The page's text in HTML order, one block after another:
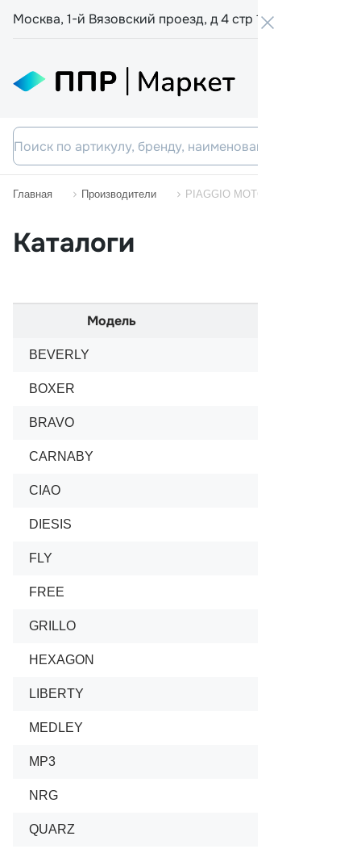
Москва, 1-й Вязовский проезд, д 4 стр 19
Главная Производители PIAGGIO MOTORCYCLES
Каталоги
Модель
BEVERLY
BOXER
BRAVO
CARNABY
CIAO
DIESIS
FLY
FREE
GRILLO
HEXAGON
LIBERTY
MEDLEY
MP3
NRG
QUARZ